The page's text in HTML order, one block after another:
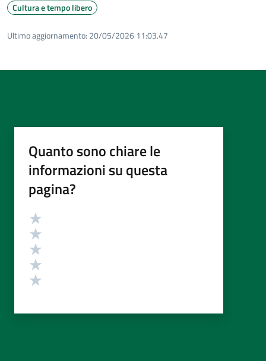
Cultura e tempo libero
Ultimo aggiornamento: 20/05/2026 11:03.47
Quanto sono chiare le
informazioni su questa
pagina?
Valutazione